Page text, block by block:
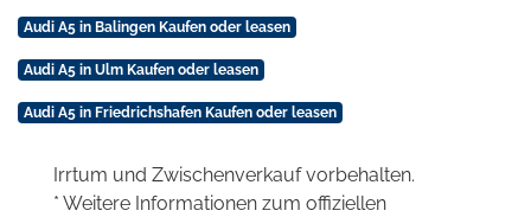
Audi A5 in Balingen Kaufen oder leasen
Audi A5 in Ulm Kaufen oder leasen
Audi A5 in Friedrichshafen Kaufen oder leasen
Irrtum und Zwischenverkauf vorbehalten.
* Weitere Informationen zum offiziellen